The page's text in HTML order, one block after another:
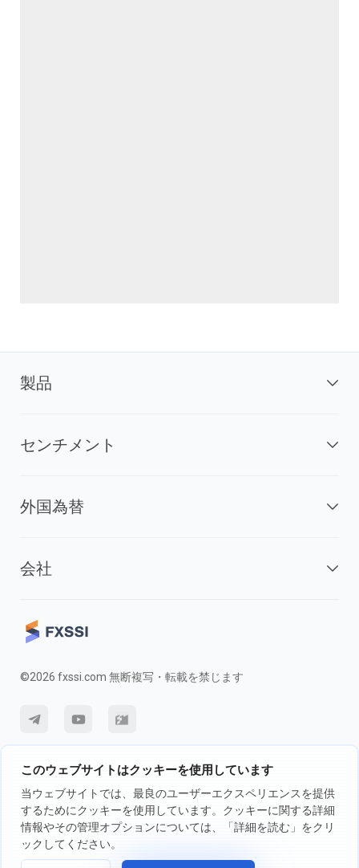
このウェブサイトはクッキーを使用しています
当ウェブサイトでは、最良のユーザーエクスペリエンスを提供
するためにクッキーを使用しています。クッキーに関する詳細
情報やその管理オプションについては、「詳細を読む」をクリ
ックしてください。
製品
センチメント
外国為替
会社
©2026 fxssi.com 無断複写・転載を禁じます
利用規約 プライバシーポリシー
リスク開示
クッキーポリシー
FXSSI LTDが運営するウェブサイト登録番号：13534801（イングラン